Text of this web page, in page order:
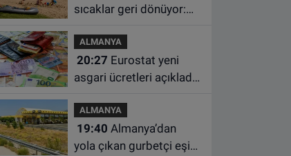
sıcaklar geri dönüyor:
dereceyi gösterecek
ALMANYA
20:27
asgari ücretleri açıkladı:
sıraya yükseldi
ALMANYA
19:40
yola çıkan gurbetçi eşini